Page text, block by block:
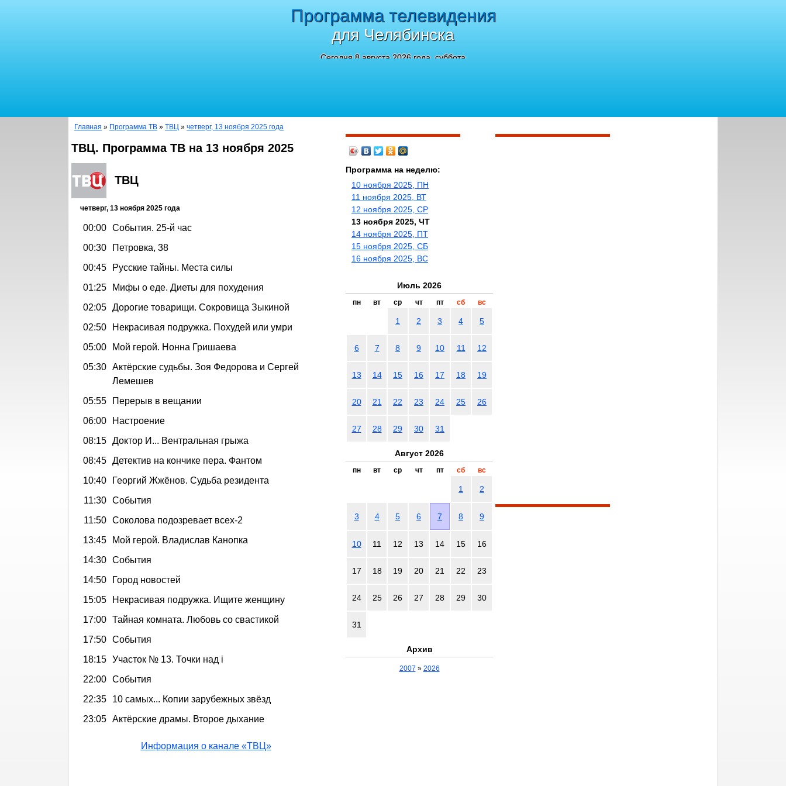
Программа телевидения
для Челябинска
Сегодня 8 августа 2026 года, суббота
Главная » Программа ТВ » ТВЦ » четверг, 13 ноября 2025 года
ТВЦ. Программа ТВ на 13 ноября 2025
ТВЦ
четверг, 13 ноября 2025 года
00:00 События. 25-й час
00:30
Петровка, 38
00:45
Русские тайны. Места силы
01:25
Мифы о еде. Диеты для похудения
02:05 Дорогие товарищи. Сокровища Зыкиной
02:50
Некрасивая подружка. Похудей или умри
05:00
Мой герой. Нонна Гришаева
05:30 Актёрские судьбы. Зоя Федорова и Сергей
Лемешев
05:55
Перерыв в вещании
06:00
Настроение
08:15 Доктор И... Вентральная грыжа
08:45 Детектив на кончике пера. Фантом
10:40
Георгий Жжёнов. Судьба резидента
11:30 События
11:50 Соколова подозревает всех-2
13:45
Мой герой. Владислав Канопка
14:30 События
14:50
Город новостей
15:05
Некрасивая подружка. Ищите женщину
17:00 Тайная комната. Любовь со свастикой
17:50 События
18:15 Участок № 13. Точки над i
22:00 События
22:35
10 самых... Копии зарубежных звёзд
23:05 Актёрские драмы. Второе дыхание
Информация о канале «ТВЦ»
Программа на неделю:
10 ноября 2025, ПН
11 ноября 2025, ВТ
12 ноября 2025, СР
13 ноября 2025, ЧТ
14 ноября 2025, ПТ
15 ноября 2025, СБ
16 ноября 2025, ВС
Июль 2026
пн вт ср чт пт сб вс
1 2 3 4 5
6 7 8 9 10 11 12
13 14 15 16 17 18 19
20 21 22 23 24 25 26
27 28 29 30 31
Август 2026
пн вт ср чт пт сб вс
1 2
3 4 5 6 7 8 9
10 11 12 13 14 15 16
17 18 19 20 21 22 23
24 25 26 27 28 29 30
31
Архив
2007 » 2026